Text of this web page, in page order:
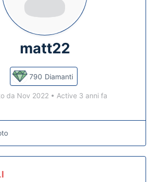
matt22
790 Diamanti
da Nov 2022 • Active 3 anni fa